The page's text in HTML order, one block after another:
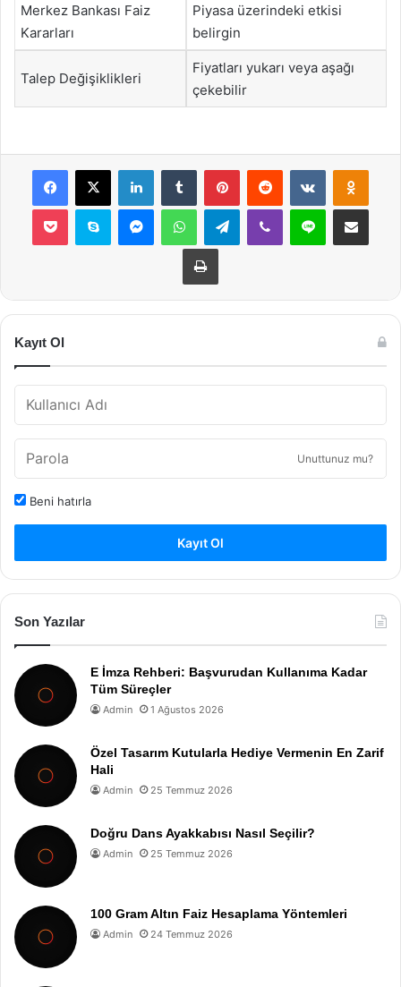
Merkez Bankası Faiz
Kararları
Piyasa üzerindeki etkisi
belirgin
Talep Değişiklikleri
Fiyatları yukarı veya aşağı
çekebilir
Facebook
X LinkedInTumblr PinterestReddit VKontakte
Pocket Skype MessengerWhatsAppTelegramViber Line E-Posta ile
Yazdır
Kayıt Ol
Unuttunuz mu?
Beni hatırla
Kayıt Ol
Son Yazılar
E İmza Rehberi: Başvurudan Kullanıma Kadar
Tüm Süreçler
Admin 1 Ağustos 2026
Özel Tasarım Kutularla Hediye Vermenin En Zarif
Hali
Admin 25 Temmuz 2026
Doğru Dans Ayakkabısı Nasıl Seçilir?
Admin 25 Temmuz 2026
100 Gram Altın Faiz Hesaplama Yöntemleri
Admin 24 Temmuz 2026